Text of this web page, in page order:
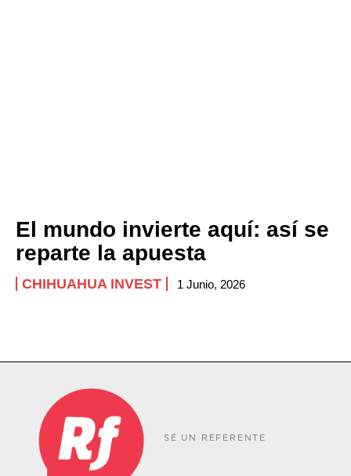
El mundo invierte aquí: así se
reparte la apuesta
CHIHUAHUA INVEST 1 Junio, 2026
SÉ UN REFERENTE